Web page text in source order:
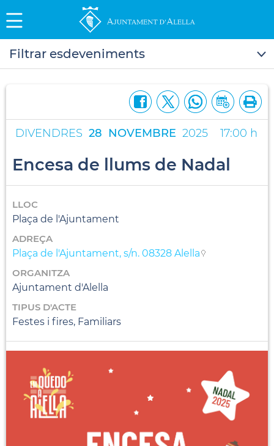
Filtrar esdeveniments
DIVENDRES 28 NOVEMBRE 2025 17:00 h
Encesa de llums de Nadal
LLOC
Plaça de l'Ajuntament
ADREÇA
Plaça de l'Ajuntament, s/n. 08328 Alella
ORGANITZA
Ajuntament d'Alella
TIPUS D'ACTE
Festes i fires, Familiars